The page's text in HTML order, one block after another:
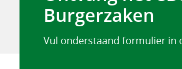
Burgerzaken
Vul onderstaand formulier in